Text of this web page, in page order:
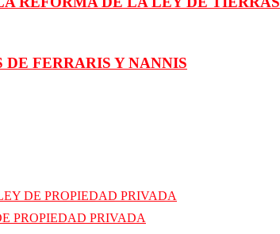
FERRARIS Y NANNIS
DE PROPIEDAD PRIVADA
PROPIEDAD PRIVADA